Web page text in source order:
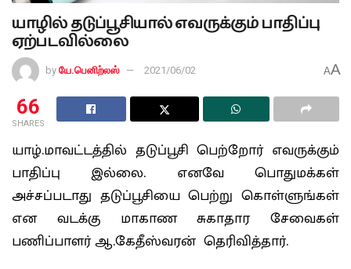
யாழில் தடுப்பூசியால் எவருக்கும் பாதிப்பு
ஏற்படவில்லை
by யே.பெனிற்லஸ் 2021/06/02 AA
66
SHARES
யாழ்.மாவட்டத்தில் தடுப்பூசி பெற்றோர் எவருக்கும்
பாதிப்பு இல்லை. எனவே பொதுமக்கள்
அச்சப்படாது தடுப்பூசியை பெற்று கொள்ளுங்கள்
என வடக்கு மாகாண சுகாதார சேவைகள்
பணிப்பாளர் ஆ.கேதீஸ்வரன் தெரிவித்தார்.